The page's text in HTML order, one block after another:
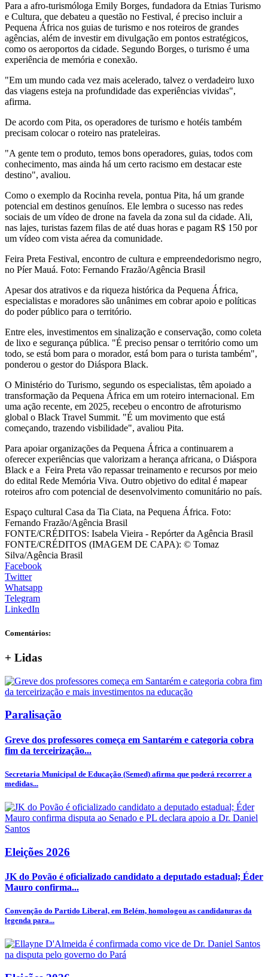
Para a afro-turismóloga Emily Borges, fundadora da Etnias Turismo
e Cultura, que debateu a questão no Festival, é preciso incluir a
Pequena África nos guias de turismo e nos roteiros de grandes
agências, além de investir em divulgação em pontos estratégicos,
como os aeroportos da cidade. Segundo Borges, o turismo é uma
experiência de memória e conexão.
"Em um mundo cada vez mais acelerado, talvez o verdadeiro luxo
das viagens esteja na profundidade das experiências vividas",
afirma.
De acordo com Pita, os operadores de turismo e hotéis também
precisam colocar o roteiro nas prateleiras.
"A gente tem o produto, temos bons operadores, guias, todos com
conhecimento, mas ainda há um certo racismo em destacar este
destino", avaliou.
Como o exemplo da Rocinha revela, pontua Pita, há um grande
potencial em destinos genuínos. Ele lembra o sucesso nas redes
sociais de um vídeo de drone na favela da zona sul da cidade. Ali,
nas lajes, turistas fazem filas de até duas horas e pagam R$ 150 por
um vídeo com vista aérea da comunidade.
Feira Preta Festival, encontro de cultura e empreendedorismo negro,
no Píer Mauá. Foto: Fernando Frazão/Agência Brasil
Apesar dos atrativos e da riqueza histórica da Pequena África,
especialistas e moradores são unânimes em cobrar apoio e políticas
do poder público para o território.
Entre eles, investimentos em sinalização e conservação, como coleta
de lixo e segurança pública. "É preciso pensar o território como um
todo, se está bom para o morador, está bom para o turista também",
ponderou o gestor do Diáspora Black.
O Ministério do Turismo, segundo os especialistas, têm apoiado a
transformação da Pequena África em um roteiro internacional. Em
uma ação recente, em 2025, recebeu o encontro de afroturismo
global o Black Travel Summit. "É um movimento que está
começando, trazendo visbilidade", avaliou Pita.
Para apoiar organizações da Pequena África a continuarem a
oferecer experiências que valorizam a herança africana, o Diáspora
Black e a Feira Preta vão repassar treinamento e recursos por meio
do edital Rede Memória Viva. Outro objetivo do edital é mapear
roteiros afro com potencial de desenvolvimento comunitário no país.
Espaço cultural Casa da Tia Ciata, na Pequena África. Foto:
Fernando Frazão/Agência Brasil
FONTE/CRÉDITOS: Isabela Vieira - Repórter da Agência Brasil
FONTE/CRÉDITOS (IMAGEM DE CAPA): © Tomaz
Silva/Agência Brasil
Facebook
Twitter
Whatsapp
Telegram
LinkedIn
Comentários:
+ Lidas
Paralisação
Greve dos professores começa em Santarém e categoria cobra
fim da terceirização...
Secretaria Municipal de Educação (Semed) afirma que poderá recorrer a
medidas...
Eleições 2026
JK do Povão é oficializado candidato a deputado estadual; Éder
Mauro confirma...
Convenção do Partido Liberal, em Belém, homologou as candidaturas da
legenda para...